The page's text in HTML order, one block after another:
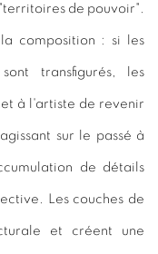
de pouvoir".
composition : si les
transfigurés, les
à l'artiste de revenir
sur le passé à
de détails
Les couches de
et créent une